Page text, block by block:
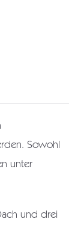
Sowohl
unter
und drei